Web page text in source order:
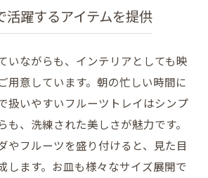
活躍するアイテムを提供
いながらも、インテリアとしても映
用意しています。朝の忙しい時間に
扱いやすいフルーツトレイはシンプ
も、洗練された美しさが魅力です。
やフルーツを盛り付けると、見た目
します。お皿も様々なサイズ展開で